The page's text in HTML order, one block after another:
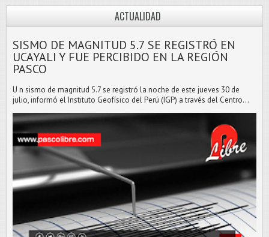
ACTUALIDAD
SISMO DE MAGNITUD 5.7 SE REGISTRÓ EN
UCAYALI Y FUE PERCIBIDO EN LA REGIÓN
PASCO
U n sismo de magnitud 5.7 se registró la noche de este jueves 30 de
julio, informó el Instituto Geofísico del Perú (IGP) a través del Centro...